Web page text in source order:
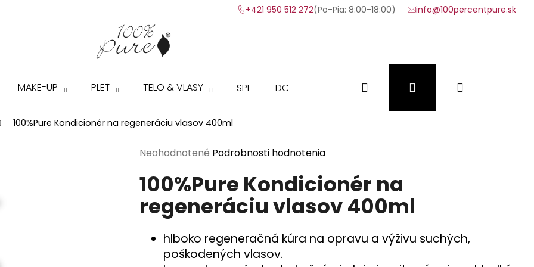
+421 950 512 272(Po-Pia: 8:00-18:00) info@100percentpure.sk
MAKE-UP PLEŤ TELO & VLASY SPF DOPLNKY VÝHODNÉ SADY VZORKY
Hľadať Prihlásenie
100%Pure Kondicionér na regeneráciu vlasov 400ml
Priemerné
produktu
je
0,0
z
hviezdičiek.
Neohodnotené Podrobnosti hodnotenia
100%Pure Kondicionér na
regeneráciu vlasov 400ml
hlboko regeneračná kúra na opravu a výživu suchých,
poškodených vlasov.
Čo potrebujete nájsť?